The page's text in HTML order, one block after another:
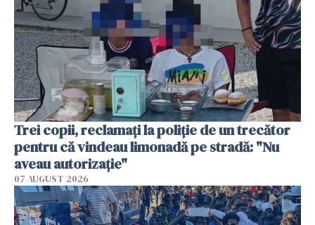
Trei copii, reclamați la poliție de un trecător
pentru că vindeau limonadă pe stradă: "Nu
aveau autorizație"
07 AUGUST 2026